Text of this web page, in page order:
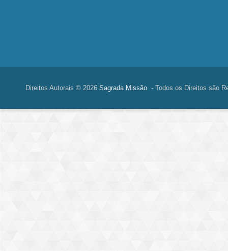
Direitos Autorais © 2026 Sagrada Missão - Todos os Direitos são